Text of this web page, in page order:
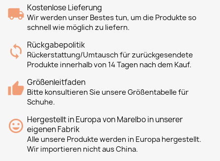
Kostenlose Lieferung
Wir werden unser Bestes tun, um die Produkte so
schnell wie möglich zu liefern.
Rückgabepolitik
Rückerstattung/Umtausch für zurückgesendete
Produkte innerhalb von 14 Tagen nach dem Kauf.
Größenleitfaden
Bitte konsultieren Sie unsere Größentabelle für
Schuhe.
Hergestellt in Europa von Marelbo in unserer
eigenen Fabrik
Alle unsere Produkte werden in Europa hergestellt.
Wir importieren nicht aus China.